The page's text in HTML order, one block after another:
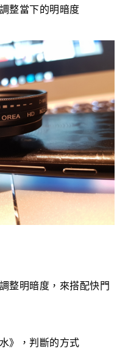
整當下的明暗度
整明暗度，來搭配快門
》，判斷的方式